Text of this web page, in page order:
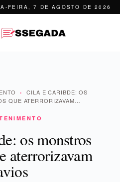
FEIRA, 7 DE AGOSTO DE 2026
›
CILA E CARIBDE: OS
QUE ATERRORIZAVAM…
os monstros
aterrorizavam